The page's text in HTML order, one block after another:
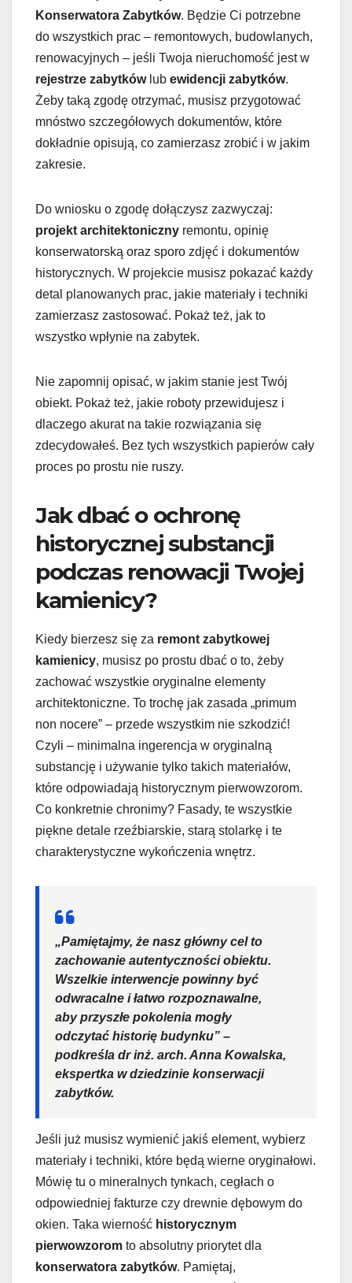
Konserwatora Zabytków. Będzie Ci potrzebne
do wszystkich prac – remontowych, budowlanych,
renowacyjnych – jeśli Twoja nieruchomość jest w
rejestrze zabytkówlub ewidencji zabytków.
Żeby taką zgodę otrzymać, musisz przygotować
mnóstwo szczegółowych dokumentów, które
dokładnie opisują, co zamierzasz zrobić i w jakim
zakresie.
Do wniosku o zgodę dołączysz zazwyczaj:
projekt architektoniczny remontu, opinię
konserwatorską oraz sporo zdjęć i dokumentów
historycznych. W projekcie musisz pokazać każdy
detal planowanych prac, jakie materiały i techniki
zamierzasz zastosować. Pokaż też, jak to
wszystko wpłynie na zabytek.
Nie zapomnij opisać, w jakim stanie jest Twój
obiekt. Pokaż też, jakie roboty przewidujesz i
dlaczego akurat na takie rozwiązania się
zdecydowałeś. Bez tych wszystkich papierów cały
proces po prostu nie ruszy.
Jak dbać o ochronę
historycznej substancji
podczas renowacji Twojej
kamienicy?
Kiedy bierzesz się za remont zabytkowej
kamienicy, musisz po prostu dbać o to, żeby
zachować wszystkie oryginalne elementy
architektoniczne. To trochę jak zasada „primum
non nocere” – przede wszystkim nie szkodzić!
Czyli – minimalna ingerencja w oryginalną
substancję i używanie tylko takich materiałów,
które odpowiadają historycznym pierwowzorom.
Co konkretnie chronimy? Fasady, te wszystkie
piękne detale rzeźbiarskie, starą stolarkę i te
charakterystyczne wykończenia wnętrz.
„Pamiętajmy, że nasz główny cel to
zachowanie autentyczności obiektu.
Wszelkie interwencje powinny być
odwracalne i łatwo rozpoznawalne,
aby przyszłe pokolenia mogły
odczytać historię budynku” –
podkreśla dr inż. arch. Anna Kowalska,
ekspertka w dziedzinie konserwacji
zabytków.
Jeśli już musisz wymienić jakiś element, wybierz
materiały i techniki, które będą wierne oryginałowi.
Mówię tu o mineralnych tynkach, cegłach o
odpowiedniej fakturze czy drewnie dębowym do
okien. Taka wierność historycznym
pierwowzorom to absolutny priorytet dla
konserwatora zabytków. Pamiętaj,